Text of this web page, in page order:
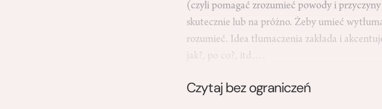
(czyli pomagać zrozumieć powody i
skutecznie lub na próżno. Żeby umieć
rozumieć. Idea tłumaczenia zakłada i
jak?, po co?, itd….
Czytaj bez ograniczeń